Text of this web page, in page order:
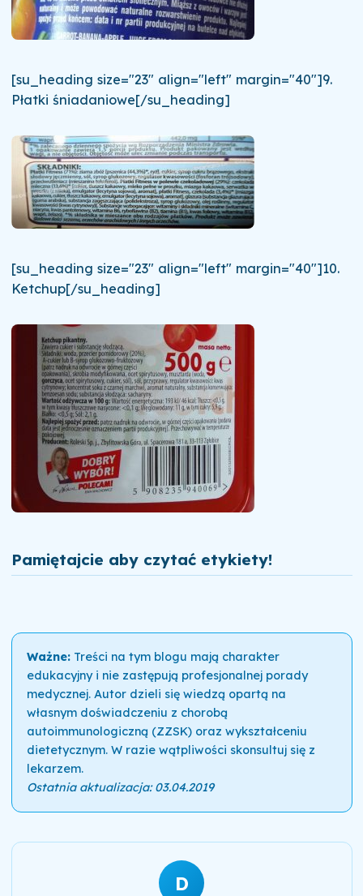
[su_heading size="23" align="left" margin="40"]9.
Płatki śniadaniowe[/su_heading]
[su_heading size="23" align="left" margin="40"]10.
Ketchup[/su_heading]
Pamiętajcie aby czytać etykiety!
Ważne:Treści na tym blogu mają charakter
edukacyjny i nie zastępują profesjonalnej porady
medycznej. Autor dzieli się wiedzą opartą na
własnym doświadczeniu z chorobą
autoimmunologiczną (ZZSK) oraz wykształceniu
dietetycznym. W razie wątpliwości skonsultuj się z
lekarzem.
Ostatnia aktualizacja: 03.04.2019
D